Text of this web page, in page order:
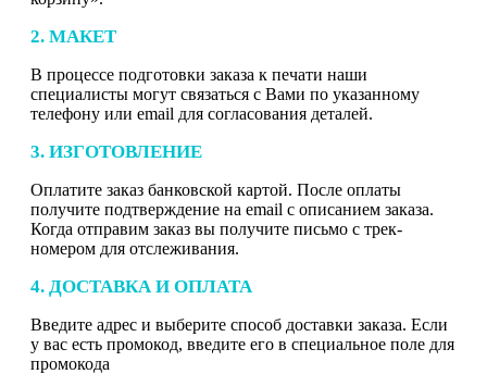
2. МАКЕТ
В процессе подготовки заказа к печати наши
специалисты могут связаться с Вами по указанному
телефону или email для согласования деталей.
3. ИЗГОТОВЛЕНИЕ
Оплатите заказ банковской картой. После оплаты
получите подтверждение на email с описанием заказа.
Когда отправим заказ вы получите письмо с трек-
номером для отслеживания.
4. ДОСТАВКА И ОПЛАТА
Введите адрес и выберите способ доставки заказа. Если
у вас есть промокод, введите его в специальное поле для
промокода